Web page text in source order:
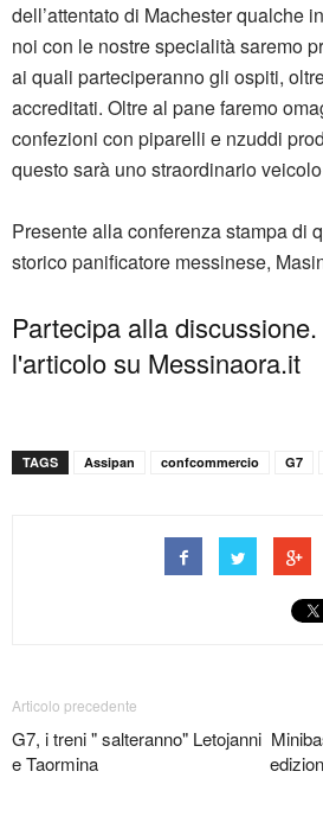
dell’attentato di Machester qualche
noi con le nostre specialità saremo
ai quali parteciperanno gli ospiti,
accreditati. Oltre al pane faremo
confezioni con piparelli e nzuddi
questo sarà uno straordinario
Presente alla conferenza stampa di
storico panificatore messinese,
Partecipa alla
l'articolo su Messinaora.it
TAGS Assipan confcommercio G7
Articolo precedente
G7, i treni " salteranno" Letojanni
e Taormina